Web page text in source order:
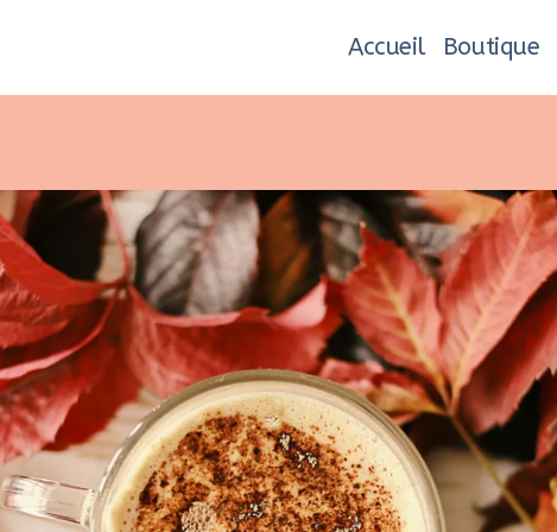
Accueil Boutique